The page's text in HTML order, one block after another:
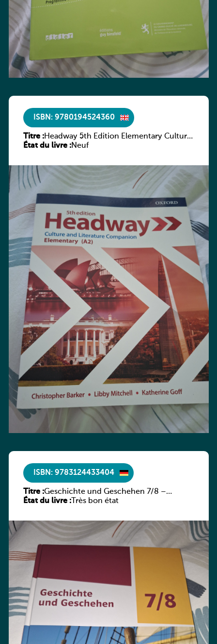
ISBN: 9780194524360
Titre :Headway 5th Edition Elementary Culture
and Literature Companion
État du livre :Neuf
ISBN: 9783124433404
Titre :Geschichte und Geschehen 7/8 –
Rheinland-Pfalz
État du livre :Très bon état